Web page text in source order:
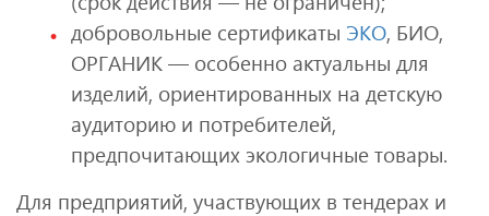
добровольные сертификаты ЭКО, БИО,
ОРГАНИК — особенно актуальны для
изделий, ориентированных на детскую
аудиторию и потребителей,
предпочитающих экологичные товары.
Для предприятий, участвующих в тендерах и